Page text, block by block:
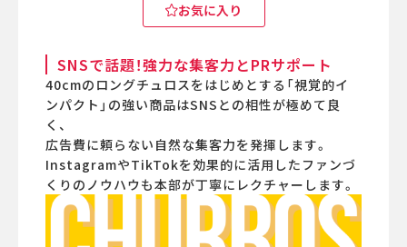
お気に入り
SNSで話題！強力な集客力とPRサポート
40cmのロングチュロスをはじめとする「視覚的イ
ンパクト」の強い商品はSNSとの相性が極めて良
く、
広告費に頼らない自然な集客力を発揮します。
InstagramやTikTokを効果的に活用したファンづ
くりのノウハウも本部が丁寧にレクチャーします。